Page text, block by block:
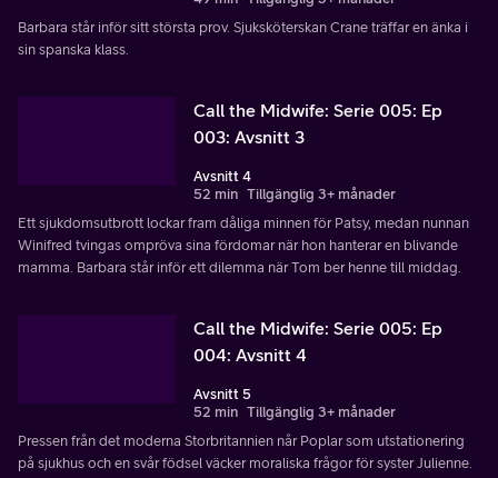
Barbara står inför sitt största prov. Sjuksköterskan Crane träffar en änka i
sin spanska klass.
Call the Midwife: Serie 005: Ep
003: Avsnitt 3
Avsnitt 4
52 min Tillgänglig 3+ månader
Ett sjukdomsutbrott lockar fram dåliga minnen för Patsy, medan nunnan
Winifred tvingas ompröva sina fördomar när hon hanterar en blivande
mamma. Barbara står inför ett dilemma när Tom ber henne till middag.
Call the Midwife: Serie 005: Ep
004: Avsnitt 4
Avsnitt 5
52 min Tillgänglig 3+ månader
Pressen från det moderna Storbritannien når Poplar som utstationering
på sjukhus och en svår födsel väcker moraliska frågor för syster Julienne.